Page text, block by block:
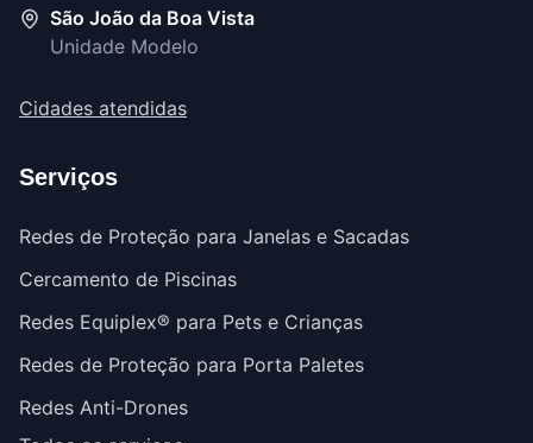
São João da Boa Vista
Unidade Modelo
Cidades atendidas
Serviços
Redes de Proteção para Janelas e Sacadas
Cercamento de Piscinas
Redes Equiplex® para Pets e Crianças
Redes de Proteção para Porta Paletes
Redes Anti-Drones